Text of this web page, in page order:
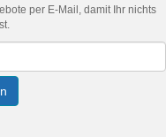
per E-Mail, damit Ihr nichts